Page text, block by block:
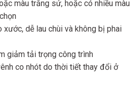
màu trắng sứ, hoặc có nhiều màu
xước, dễ lau chùi và không bị phai
giảm tải trọng công trình
co nhót do thời tiết thay đổi ở